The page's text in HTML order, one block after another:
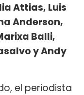
Attias, Luis
Anderson,
Balli,
y Andy
el periodista